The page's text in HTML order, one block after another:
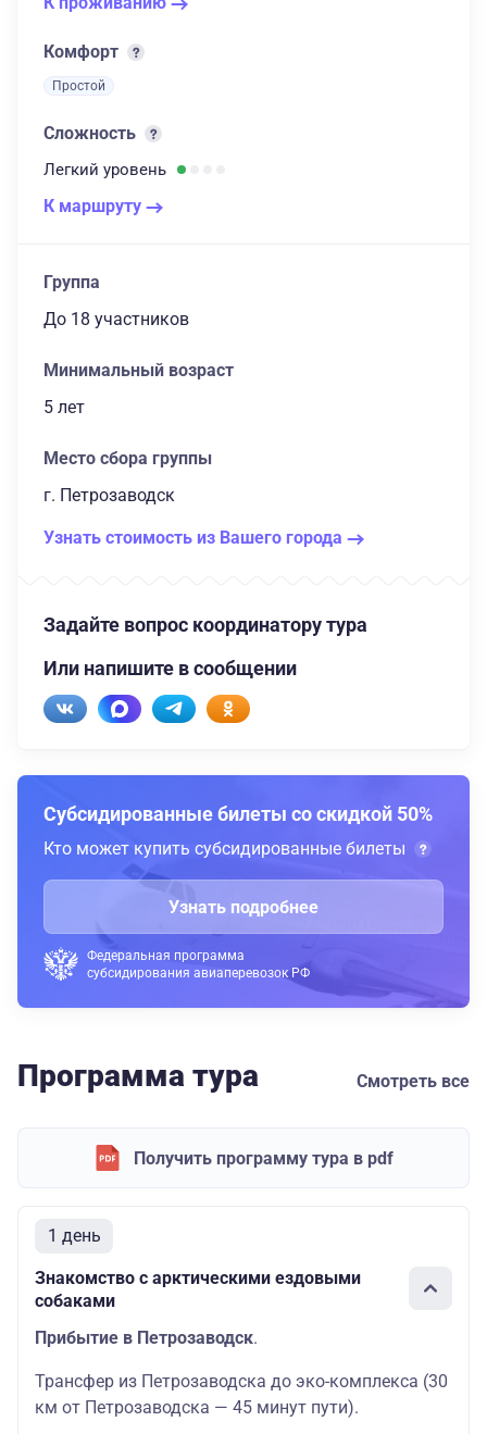
Комфорт
Простой
Сложность
Легкий уровень
К маршруту
Группа
до 18 участников
Минимальный возраст
5 лет
Место сбора группы
г. Петрозаводск
Узнать стоимость из Вашего города
Задайте вопрос координатору тура
Или напишите в сообщении
Субсидированные билеты со скидкой 50%
Кто может купить субсидированные билеты
Узнать подробнее
Федеральная программа
субсидирования авиаперевозок РФ
Программа тура Смотреть все
Получить программу тура в pdf
1 день
Знакомство с арктическими ездовыми
собаками
Прибытие в Петрозаводск.
Трансфер из Петрозаводска до эко-комплекса (30
км от Петрозаводска — 45 минут пути).